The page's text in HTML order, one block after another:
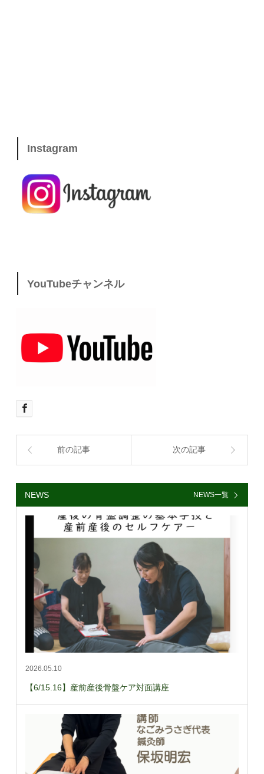
Instagram
YouTubeチャンネル
前の記事 次の記事
NEWS NEWS一覧
2026.05.10
【6/15.16】産前産後骨盤ケア対面講座